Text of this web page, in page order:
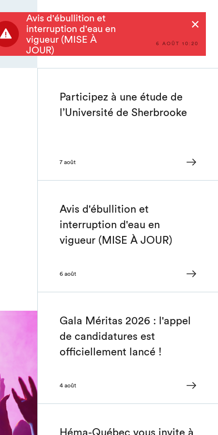
6 AOÛT 10:20
Avis d'ébullition et
interruption d'eau en
vigueur (MISE À
JOUR)
Participez à une étude de
l’Université de Sherbrooke
7 août
Avis d'ébullition et
interruption d'eau en
vigueur (MISE À JOUR)
6 août
Gala Méritas 2026 : l'appel
de candidatures est
officiellement lancé !
4 août
Héma-Québec vous invite à